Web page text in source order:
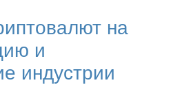
на
и
индустрии